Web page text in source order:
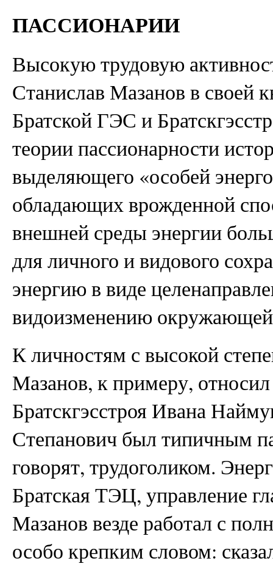
ПАССИОНАРИИ
Высокую трудовую
Станислав Мазанов в своей
Братской ГЭС и
теории пассионарности
выделяющего «особей
обладающих врожденной
внешней среды энергии
для личного и видового
энергию в виде
видоизменению
К личностям с высокой
Мазанов, к примеру,
Братскгэсстроя Ивана
Степанович был типичным
говорят, трудоголиком.
Братская ТЭЦ, управление
Мазанов везде работал с
особо крепким словом: